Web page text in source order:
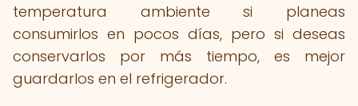
temperatura ambiente si planeas
consumirlos en pocos días, pero si deseas
conservarlos por más tiempo, es mejor
guardarlos en el refrigerador.